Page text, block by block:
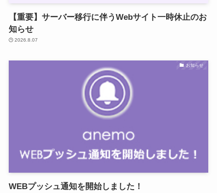
【重要】サーバー移行に伴うWebサイト一時休止のお
知らせ
2026.8.07
お知らせ
WEBプッシュ通知を開始しました！